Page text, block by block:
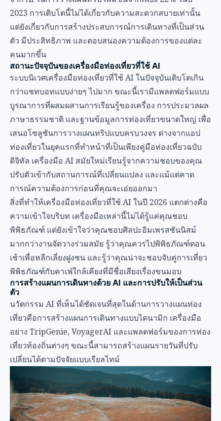
2023 การเติบโตนี้ไม่ได้เกี่ยวกับความสะดวกสบายเท่านั้น
แต่ยังเกี่ยวกับการสร้างประสบการณ์การเดินทางที่เป็นส่วน
ตัว มีประสิทธิภาพ และตอบสนองความต้องการของแต่ละ
คนมากขึ้น
สถานะปัจจุบันของเครื่องมือท่องเที่ยวที่ใช้ AI
ระบบนิเวศเครื่องมือท่องเที่ยวที่ใช้ AI ในปัจจุบันเติบโตเกิน
กว่าแชทบอทแบบง่ายๆ ไปมาก ขณะนี้เรามีแพลตฟอร์มแบบ
บูรณาการที่ผสมผสานการเรียนรู้ของเครื่อง การประมวลผล
ภาษาธรรมชาติ และฐานข้อมูลการท่องเที่ยวขนาดใหญ่ เพื่อ
เสนอโซลูชันการวางแผนทริปแบบครบวงจร ต่างจากแอป
ท่องเที่ยวในยุคแรกที่ทำหน้าที่เป็นเพียงคู่มือท่องเที่ยวฉบับ
ดิจิทัล เครื่องมือ AI สมัยใหม่เรียนรู้จากความชอบของคุณ
ปรับตัวเข้ากับสถานการณ์ที่เปลี่ยนแปลง และแม้แต่คาด
การณ์ความต้องการก่อนที่คุณจะเอ่ยออกมา
สิ่งที่ทำให้เครื่องมือท่องเที่ยวที่ใช้ AI ในปี 2026 แตกต่างคือ
ความเข้าใจบริบท เครื่องมือเหล่านี้ไม่ได้รู้แค่คุณชอบ
พิพิธภัณฑ์ แต่ยังเข้าใจว่าคุณชอบศิลปะอิมเพรสชันนิสม์
มากกว่างานจัดวางร่วมสมัย รู้ว่าคุณควรไปพิพิธภัณฑ์ตอน
เช้าเพื่อหลีกเลี่ยงฝูงชน และรู้ว่าคุณน่าจะชอบจับคู่การเที่ยว
พิพิธภัณฑ์กับคาเฟ่ใกล้เคียงที่มีชื่อเสียงเรื่องขนมอบ
การสร้างแผนการเดินทางด้วย AI และการปรับให้เป็นส่วน
ตัว
นวัตกรรม AI ที่เห็นได้ชัดเจนที่สุดในด้านการวางแผนท่อง
เที่ยวคือการสร้างแผนการเดินทางแบบไดนามิก เครื่องมือ
อย่าง TripGenie, VoyagerAI และแพลตฟอร์มของการท่อง
เที่ยวท้องถิ่นต่างๆ ขณะนี้สามารถสร้างแผนรายวันที่ปรับ
เปลี่ยนได้ตามปัจจัยแบบเรียลไทม์